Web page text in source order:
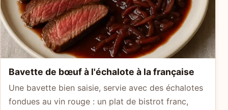
Bavette de bœuf à l'échalote à la française
Une bavette bien saisie, servie avec des échalotes
fondues au vin rouge : un plat de bistrot franc,